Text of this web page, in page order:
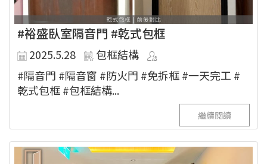
#裕盛臥室隔音門 #乾式包框
2025.5.28
包框結構
#隔音門 #隔音窗 #防火門 #免拆框 #一天完工 #
乾式包框 #包框結構...
繼續閱讀